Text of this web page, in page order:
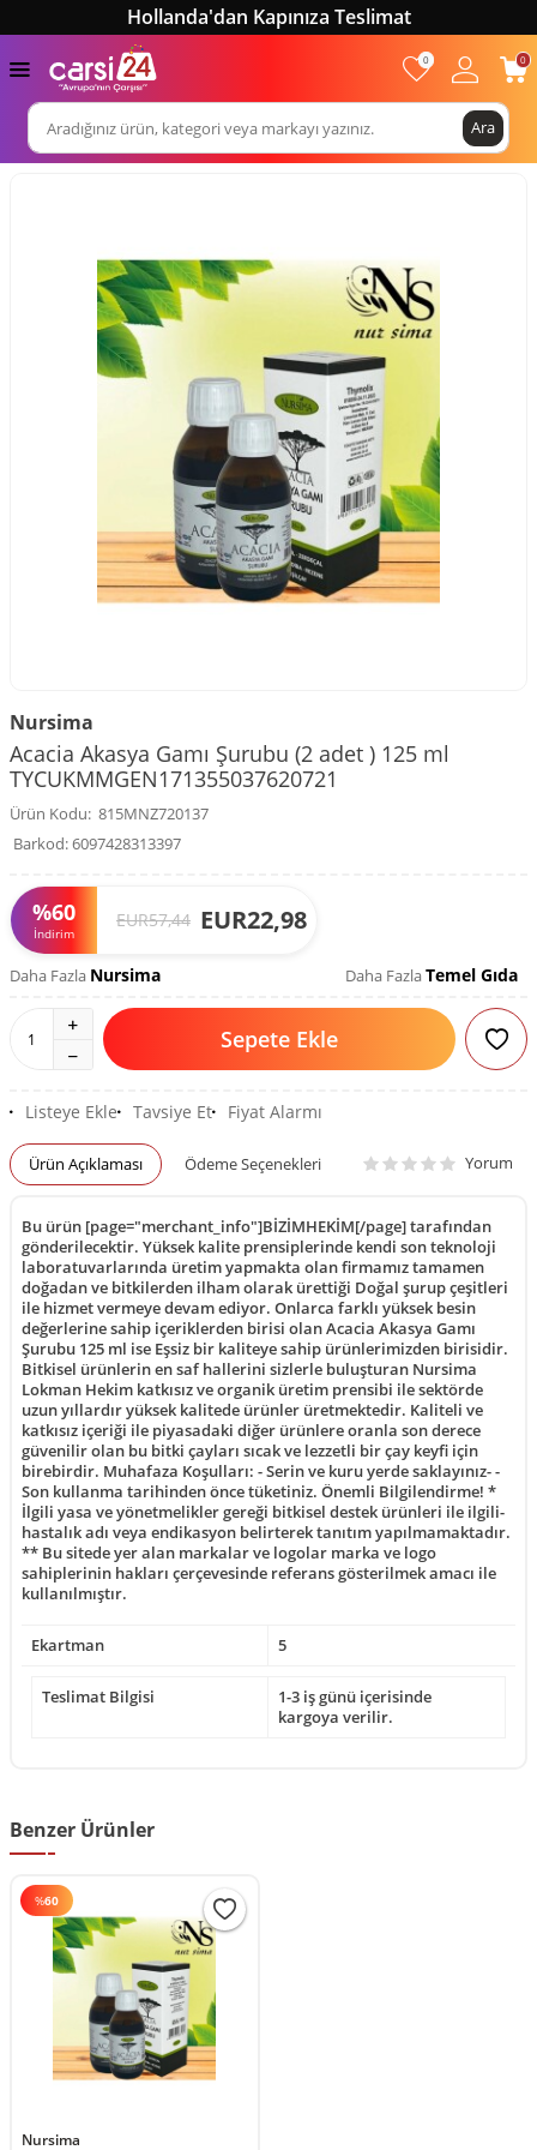
Hollanda'dan Kapınıza Teslimat
Ara
0 0
Nursima
Acacia Akasya Gamı Şurubu (2 adet ) 125 ml
TYCUKMMGEN171355037620721
Ürün Kodu: 815MNZ720137
Barkod:6097428313397
%60
İndirim
EUR57,44 EUR22,98
Daha Fazla Nursima Daha FazlaTemel Gıda
Sepete Ekle
Listeye Ekle Tavsiye Et Fiyat Alarmı
Ürün Açıklaması Ödeme Seçenekleri Yorum
Bu ürün [page="merchant_info"]BİZİMHEKİM[/page] tarafından
gönderilecektir. Yüksek kalite prensiplerinde kendi son teknoloji
laboratuvarlarında üretim yapmakta olan firmamız tamamen
doğadan ve bitkilerden ilham olarak ürettiği Doğal şurup çeşitleri
ile hizmet vermeye devam ediyor. Onlarca farklı yüksek besin
değerlerine sahip içeriklerden birisi olan Acacia Akasya Gamı
Şurubu 125 ml ise Eşsiz bir kaliteye sahip ürünlerimizden birisidir.
Bitkisel ürünlerin en saf hallerini sizlerle buluşturan Nursima
Lokman Hekim katkısız ve organik üretim prensibi ile sektörde
uzun yıllardır yüksek kalitede ürünler üretmektedir. Kaliteli ve
katkısız içeriği ile piyasadaki diğer ürünlere oranla son derece
güvenilir olan bu bitki çayları sıcak ve lezzetli bir çay keyfi için
birebirdir. Muhafaza Koşulları: - Serin ve kuru yerde saklayınız- -
Son kullanma tarihinden önce tüketiniz. Önemli Bilgilendirme! *
İlgili yasa ve yönetmelikler gereği bitkisel destek ürünleri ile ilgili-
hastalık adı veya endikasyon belirterek tanıtım yapılmamaktadır.
** Bu sitede yer alan markalar ve logolar marka ve logo
sahiplerinin hakları çerçevesinde referans gösterilmek amacı ile
kullanılmıştır.
Ekartman 5
Teslimat Bilgisi
1-3 iş günü içerisinde
kargoya verilir.
Benzer Ürünler
%60
Nursima